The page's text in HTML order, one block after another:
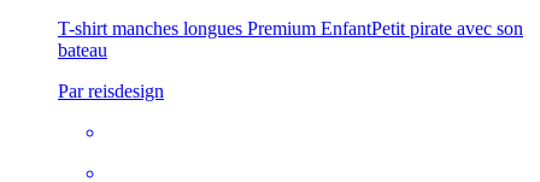
T-shirt manches longues Premium EnfantPetit pirate avec son
bateau
Par reisdesign